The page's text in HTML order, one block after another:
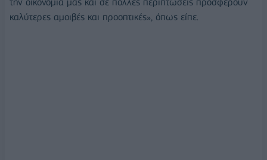
καλύτερες αμοιβές και προοπτικές», όπως είπε.